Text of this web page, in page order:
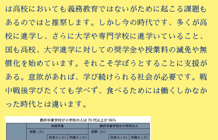
は高校においても義務教育ではないがために起こる課題も
あるのではと推察します。しかし今の時代です、多くが高
校に進学し、さらに大学や専門学校に進学いていること、
国も高校、大学進学に対しての奨学金や授業料の減免や無
償化を始めています。それこそ学ぼうとすることに支援が
ある。意欲があれば、学び続けられる社会が必要です。戦
中戦後学びたくても学べず、食べるためには働くしかなか
った時代とは違います。